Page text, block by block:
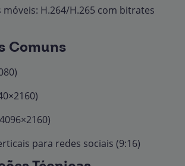
H.264/H.265 com bitrates
Comuns
para redes sociais (9:16)